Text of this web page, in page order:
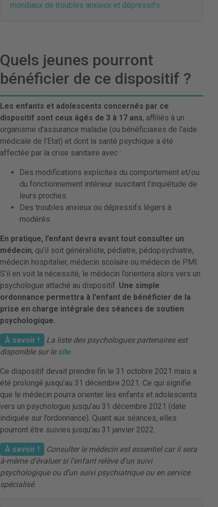
mondiaux de troubles anxieux et dépressifs
Quels jeunes pourront
bénéficier de ce dispositif ?
Les enfants et adolescents concernés par ce
dispositif sont ceux âgés de 3 à 17 ans, affiliés à un
organisme d’assurance maladie (ou bénéficiaires de l’aide
médicale de l’Etat) et dont la santé psychique a été
affectée par la crise sanitaire avec :
Des modifications explicites du comportement et/ou
du fonctionnement intérieur suscitant l’inquiétude de
leurs proches
Des troubles anxieux ou dépressifs légers à
modérés.
En pratique, l’enfant devra avant tout consulter un
médecin, qu’il soit généraliste, pédiatre, pédopsychiatre,
médecin hospitalier, médecin scolaire ou médecin de PMI.
S’il en voit la nécessité, le médecin l’orientera alors vers un
psychologue attaché au dispositif. Une simple
ordonnance permettra à l’enfant de bénéficier de la
prise en charge intégrale des séances de soutien
psychologique.
À savoir !
La liste des psychologues partenaires est
disponible sur le site
Ce dispositif devait prendre fin le 31 octobre 2021 mais a
été prolongé jusqu’au 31 décembre 2021. Ce qui signifie
que le médecin pourra orienter les enfants et adolescents
vers un psychologue jusqu’au 31 décembre 2021 (date
indiquée sur l’ordonnance). Quant aux séances, elles
pourront être suivies jusqu’au 31 janvier 2022.
À savoir !
Consulter le médecin est essentiel car il sera
à-même d’évaluer si l’enfant relève d’un suivi
psychologique ou d’un suivi psychiatrique ou en service
spécialisé.